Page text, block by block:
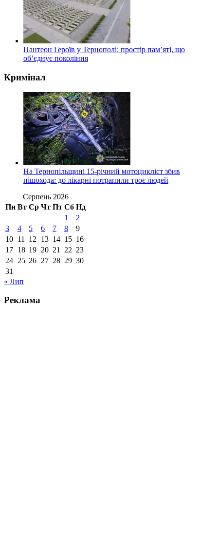
Пантеон Героїв у Тернополі: простір пам’яті, що
об’єднує покоління
Кримінал
На Тернопільщині 15-річний мотоцикліст збив
пішохода: до лікарні потрапили троє людей
Серпень 2026
Пн Вт Ср Чт Пт Сб Нд
1
2
3
4 5 6 7 8
9
10 11 12 13 14 15 16
17 18 19 20 21 22 23
24 25 26 27 28 29 30
31
« Лип
Реклама